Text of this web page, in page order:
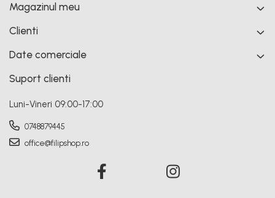
Magazinul meu
Clienti
Date comerciale
Suport clienti
Luni-Vineri 09:00-17:00
0748879445
office@filipshop.ro